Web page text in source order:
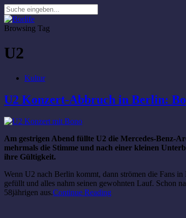
Browsing Tag
U2
Kultur
U2 Konzert-Abbruch in Berlin:
Am gestrigen Abend füllte U2 die Mercedes-Benz-
mehrmals die Stimme und nach einer kleinen
ihre Gültigkeit.
Wenn U2 nach Berlin kommt, dann strömen die Fans
gefüllt und alles nahm seinen gewohnten Lauf. Schon
58jährigen aus.Continue Reading